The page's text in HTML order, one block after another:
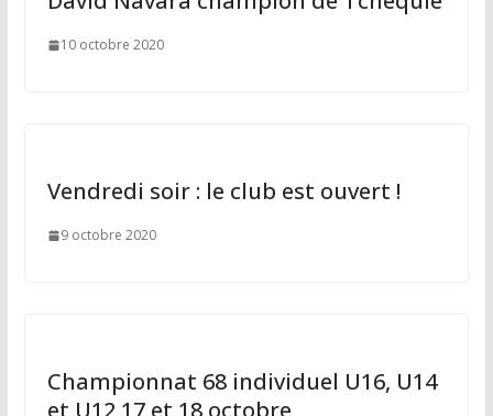
10 octobre 2020
Vendredi soir : le club est ouvert !
9 octobre 2020
Championnat 68 individuel U16, U14
et U12 17 et 18 octobre